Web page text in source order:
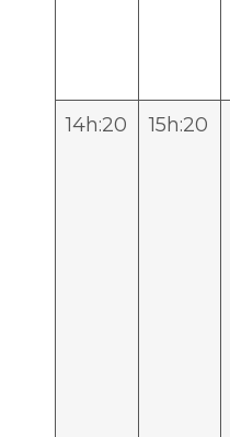
14h:20 15h:20